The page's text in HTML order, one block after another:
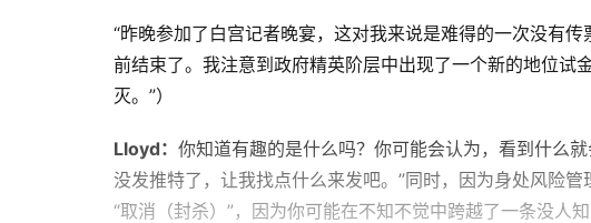
“昨晚参加了白宫记者晚宴，这对我来说是难得的一次没有
前结束了。我注意到政府精英阶层中出现了一个新的地位试
灭。”）
Lloyd： 你知道有趣的是什么吗？你可能会认为，看到什么
没发推特了，让我找点什么来发吧。”同时，因为身处风险
“取消（封杀）”，因为你可能在不知不觉中跨越了一条没人